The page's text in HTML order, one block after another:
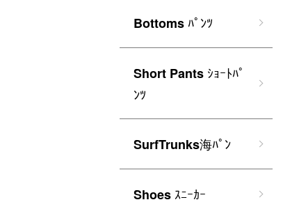
Bottomsﾊﾟﾝﾂ
Short Pants ｼｮｰﾄﾊﾟ
ﾝﾂ
SurfTrunks海ﾊﾟﾝ
Shoes ｽﾆｰｶｰ